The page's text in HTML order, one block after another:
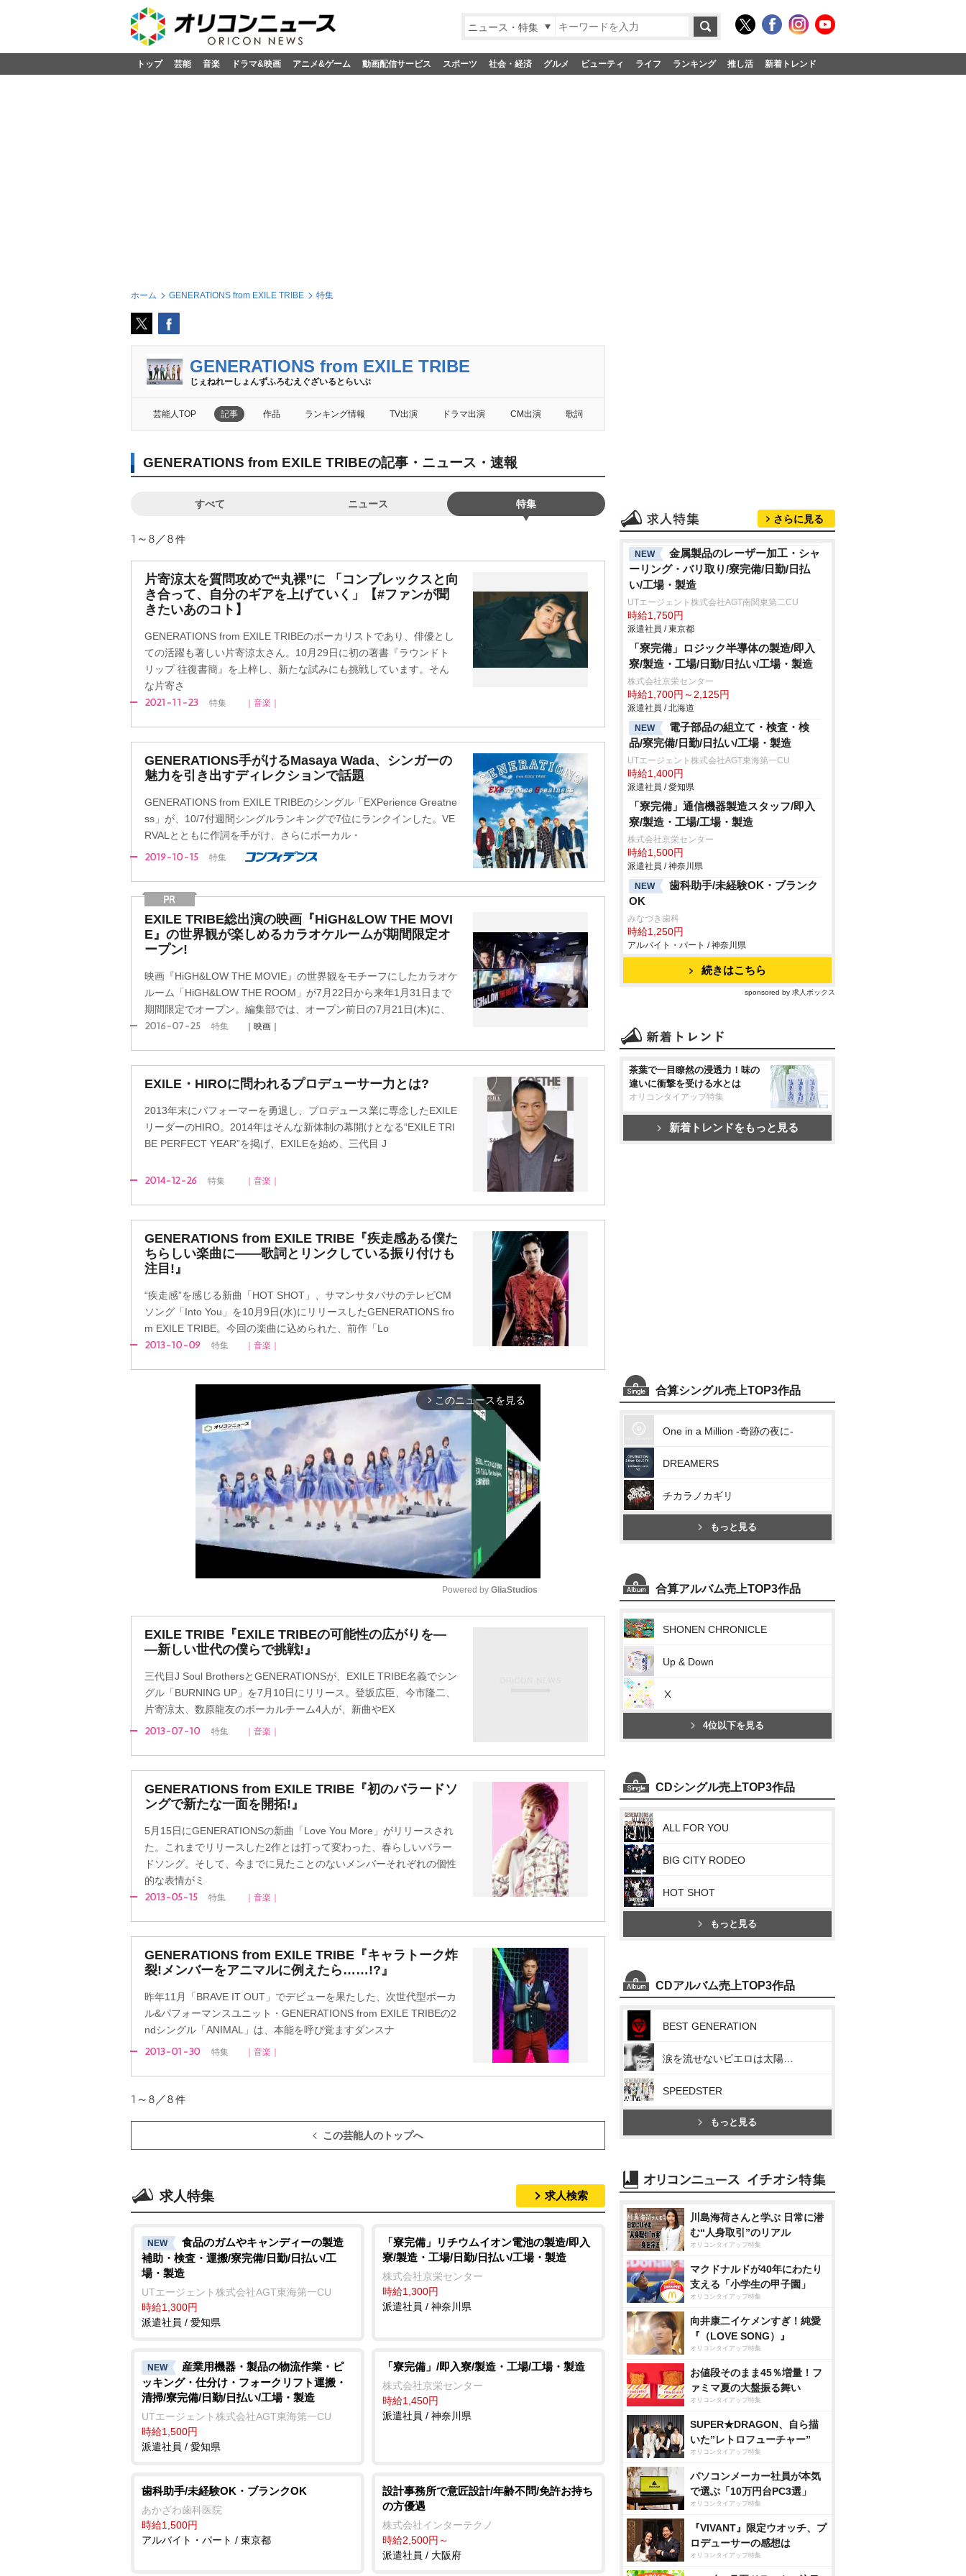
ニュース・特集
トップ 芸能 音楽 ドラマ&映画 アニメ&ゲーム 動画配信サービス スポーツ 社会・経済 グルメ ビューティ ライフ ランキング 推し活 新着トレンド
ホーム GENERATIONS from EXILE TRIBE 特集
GENERATIONS from EXILE TRIBE
じぇねれーしょんずふろむえぐざいるとらいぶ
芸能人TOP 記事 作品 ランキング情報 TV出演 ドラマ出演 CM出演 歌詞
GENERATIONS from EXILE TRIBEの記事・ニュース・速報
すべて ニュース 特集
1～8／8件
片寄涼太を質問攻めで“丸裸”に 「コンプレックスと向
き合って、自分のギアを上げていく」【#ファンが聞
きたいあのコト】
GENERATIONS from EXILE TRIBEのボーカリストであり、俳優とし
ての活躍も著しい片寄涼太さん。10月29日に初の著書『ラウンドト
リップ 往復書簡』を上梓し、新たな試みにも挑戦しています。そん
な片寄さ
2021-11-23 特集 ｜音楽｜
GENERATIONS手がけるMasaya Wada、シンガーの
魅力を引き出すディレクションで話題
GENERATIONS from EXILE TRIBEのシングル「EXPerience Greatne
ss」が、10/7付週間シングルランキングで7位にランクインした。VE
RVALとともに作詞を手がけ、さらにボーカル・
2019-10-15 特集
EXILE TRIBE総出演の映画『HiGH&LOW THE MOVI
E』の世界観が楽しめるカラオケルームが期間限定オ
ープン!
映画『HiGH&LOW THE MOVIE』の世界観をモチーフにしたカラオケ
ルーム「HiGH&LOW THE ROOM」が7月22日から来年1月31日まで
期間限定でオープン。編集部では、オープン前日の7月21日(木)に、
2016-07-25 特集 ｜映画｜
EXILE・HIROに問われるプロデューサー力とは?
2013年末にパフォーマーを勇退し、プロデュース業に専念したEXILE
リーダーのHIRO。2014年はそんな新体制の幕開けとなる“EXILE TRI
BE PERFECT YEAR”を掲げ、EXILEを始め、三代目 J
2014-12-26 特集 ｜音楽｜
GENERATIONS from EXILE TRIBE『疾走感ある僕た
ちらしい楽曲に――歌詞とリンクしている振り付けも
注目!』
“疾走感”を感じる新曲「HOT SHOT」、サマンサタバサのテレビCM
ソング「Into You」を10月9日(水)にリリースしたGENERATIONS fro
m EXILE TRIBE。今回の楽曲に込められた、前作「Lo
2013-10-09 特集 ｜音楽｜
arrow_forward_ios このニュースを見る
Powered by GliaStudios
EXILE TRIBE『EXILE TRIBEの可能性の広がりを―
―新しい世代の僕らで挑戦!』
三代目J Soul BrothersとGENERATIONSが、EXILE TRIBE名義でシン
グル「BURNING UP」を7月10日にリリース。登坂広臣、今市隆二、
片寄涼太、数原龍友のボーカルチーム4人が、新曲やEX
2013-07-10 特集 ｜音楽｜
GENERATIONS from EXILE TRIBE『初のバラードソ
ングで新たな一面を開拓!』
5月15日にGENERATIONSの新曲「Love You More」がリリースされ
た。これまでリリースした2作とは打って変わった、春らしいバラー
ドソング。そして、今までに見たことのないメンバーそれぞれの個性
的な表情がミ
2013-05-15 特集 ｜音楽｜
GENERATIONS from EXILE TRIBE『キャラトーク炸
裂!メンバーをアニマルに例えたら……!?』
昨年11月「BRAVE IT OUT」でデビューを果たした、次世代型ボーカ
ル&パフォーマンスユニット・GENERATIONS from EXILE TRIBEの2
ndシングル「ANIMAL」は、本能を呼び覚ますダンスナ
2013-01-30 特集 ｜音楽｜
1～8／8件
この芸能人のトップへ
求人特集 求人検索
NEW
食品のガムやキャンディーの製造
補助・検査・運搬/寮完備/日勤/日払い/工
場・製造
UTエージェント株式会社AGT東海第一CU
時給1,300円
派遣社員 / 愛知県
「寮完備」リチウムイオン電池の製造/即入
寮/製造・工場/日勤/日払い/工場・製造
株式会社京栄センター
時給1,300円
派遣社員 / 神奈川県
NEW
産業用機器・製品の物流作業・ピ
ッキング・仕分け・フォークリフト運搬・
清掃/寮完備/日勤/日払い/工場・製造
UTエージェント株式会社AGT東海第一CU
時給1,500円
派遣社員 / 愛知県
「寮完備」/即入寮/製造・工場/工場・製造
株式会社京栄センター
時給1,450円
派遣社員 / 神奈川県
歯科助手/未経験OK・ブランクOK
あかざわ歯科医院
時給1,500円
アルバイト・パート / 東京都
設計事務所で意匠設計/年齢不問/免許お持ち
の方優遇
株式会社インターテクノ
時給2,500円～
派遣社員 / 大阪府
さらに見る
NEW
金属製品のレーザー加工・シャ
ーリング・バリ取り/寮完備/日勤/日払
い/工場・製造
UTエージェント株式会社AGT南関東第二CU
時給1,750円
派遣社員 / 東京都
「寮完備」ロジック半導体の製造/即入
寮/製造・工場/日勤/日払い/工場・製造
株式会社京栄センター
時給1,700円～2,125円
派遣社員 / 北海道
NEW
電子部品の組立て・検査・検
品/寮完備/日勤/日払い/工場・製造
UTエージェント株式会社AGT東海第一CU
時給1,400円
派遣社員 / 愛知県
「寮完備」通信機器製造スタッフ/即入
寮/製造・工場/工場・製造
株式会社京栄センター
時給1,500円
派遣社員 / 神奈川県
NEW
歯科助手/未経験OK・ブランク
OK
みなづき歯科
時給1,250円
アルバイト・パート / 神奈川県
続きはこちら
sponsored by 求人ボックス
茶葉で一目瞭然の浸透力！味の
違いに衝撃を受ける水とは
オリコンタイアップ特集
新着トレンドをもっと見る
合算シングル売上TOP3作品
One in a Million -奇跡の夜に-
DREAMERS
チカラノカギリ
もっと見る
合算アルバム売上TOP3作品
SHONEN CHRONICLE
Up & Down
Ⅹ
4位以下を見る
CDシングル売上TOP3作品
ALL FOR YOU
BIG CITY RODEO
HOT SHOT
もっと見る
CDアルバム売上TOP3作品
BEST GENERATION
SPEEDSTER
もっと見る
川島海荷さんと学ぶ 日常に潜
む“人身取引”のリアル
オリコンタイアップ特集
マクドナルドが40年にわたり
支える「小学生の甲子園」
オリコンタイアップ特集
向井康二イケメンすぎ！純愛
『（LOVE SONG）』
オリコンタイアップ特集
お値段そのまま45％増量！フ
ァミマ夏の大盤振る舞い
オリコンタイアップ特集
SUPER★DRAGON、自ら描
いた”レトロフューチャー”
オリコンタイアップ特集
パソコンメーカー社員が本気
で選ぶ「10万円台PC3選」
オリコンタイアップ特集
『VIVANT』限定ウオッチ、プ
ロデューサーの感想は
オリコンタイアップ特集